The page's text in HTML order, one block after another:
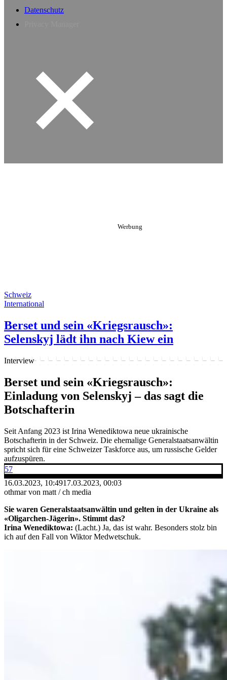
Datenschutz
Schweiz
International
Berset und sein «Kriegsrausch»:
Selenskyj lädt ihn nach Kiew ein
Interview
Berset und sein «Kriegsrausch»:
Einladung von Selenskyj – das sagt die
Botschafterin
Seit Anfang 2023 ist Irina Wenediktowa neue ukrainische
Botschafterin in der Schweiz. Die ehemalige Generalstaatsanwältin
spricht sich für eine Schweizer Taskforce aus, um russische Gelder
aufzuspüren.
57
16.03.2023, 10:4917.03.2023, 00:03
othmar von matt / ch media
Sie waren Generalstaatsanwältin und gelten in der Ukraine als
«Oligarchen-Jägerin». Stimmt das?
Irina Wenediktowa: (Lacht.) Ja, das ist wahr. Besonders stolz bin
ich auf den Fall von Wiktor Medwetschuk.